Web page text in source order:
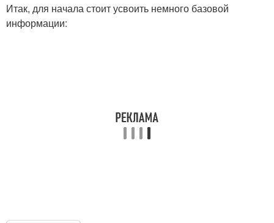
Итак, для начала стоит усвоить немного базовой
информации: